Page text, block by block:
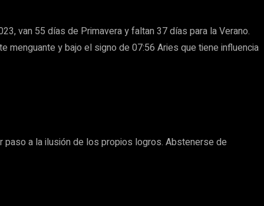
van 55 días de Primavera y faltan 37 días para la Verano.
menguante y bajo el signo de 07:56 Aries que tiene influencia
a la ilusión de los propios logros. Abstenerse de